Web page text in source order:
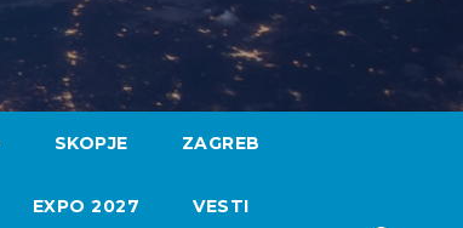
SKOPJE ZAGREB
EXPO 2027 VESTI